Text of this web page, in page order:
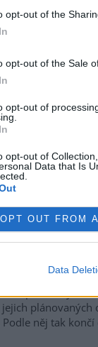
opt-out of the
opt-out of the Sale
opt-out of
opt-out of
Data that Is
OPT OUT FROM
Data
Heřmanice.
strana.
České inspekci
ČTK
nezjištěným
osobám, jejichž
odejít z
odboru vnitřních
Mrlina, vedoucí
Miriam Loužecká
inspekci
to napsal nový
plánovaných
něj tak končí